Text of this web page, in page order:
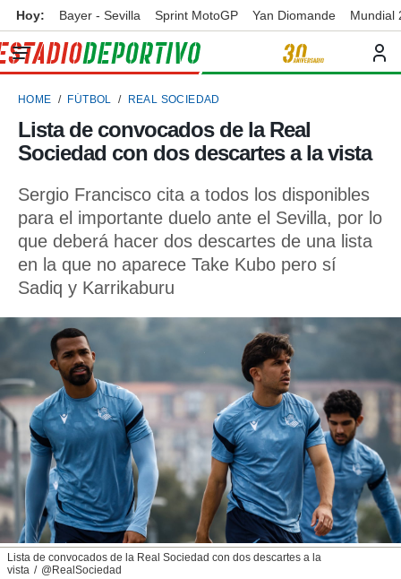
de
por
para
la
calidad.
a este
las
y
forma
digital
basada
permite
seguir
contenido
coste.
botón
a la
ACEPTAR
Y
CONTINUAR
CONFIGURAR
RECHAZAR
Hoy: Bayer - Sevilla Sprint MotoGP Yan Diomande Mundial
HOME FÚTBOL REAL SOCIEDAD
Lista de convocados de la Real
Sociedad con dos descartes a la vista
Sergio Francisco cita a todos los disponibles
para el importante duelo ante el Sevilla, por lo
que deberá hacer dos descartes de una lista
en la que no aparece Take Kubo pero sí
Sadiq y Karrikaburu
Lista de convocados de la Real Sociedad con dos descartes a la
vista
@RealSociedad